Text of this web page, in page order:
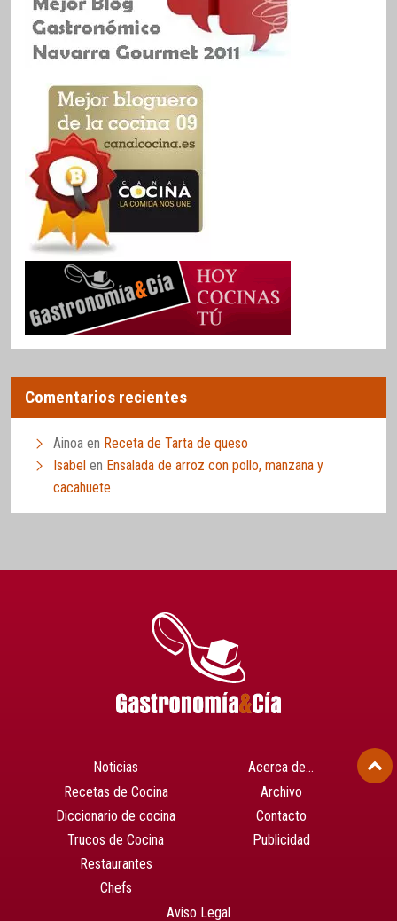
Comentarios recientes
Ainoa en Receta de Tarta de queso
Isabel en Ensalada de arroz con pollo, manzana y
cacahuete
Noticias
Recetas de Cocina
Diccionario de cocina
Trucos de Cocina
Restaurantes
Chefs
Acerca de…
Archivo
Contacto
Publicidad
Aviso Legal